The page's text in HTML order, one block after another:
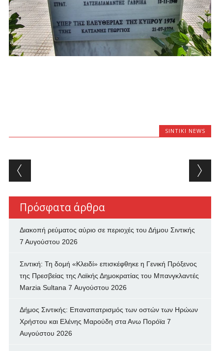
SINTIKI NEWS
Post navigation
Πρόσφατα άρθρα
Διακοπή ρεύματος αύριο σε περιοχές του Δήμου Σιντικής
7 Αυγούστου 2026
Σιντική: Τη δομή «Κλειδί» επισκέφθηκε η Γενική Πρόξενος
της Πρεσβείας της Λαϊκής Δημοκρατίας του Μπανγκλαντές
Marzia Sultana 7 Αυγούστου 2026
Δήμος Σιντικής: Επαναπατρισμός των oστών των Ηρώων
Χρήστου και Ελένης Μαρούδη στα Ανω Πορόϊα 7
Αυγούστου 2026